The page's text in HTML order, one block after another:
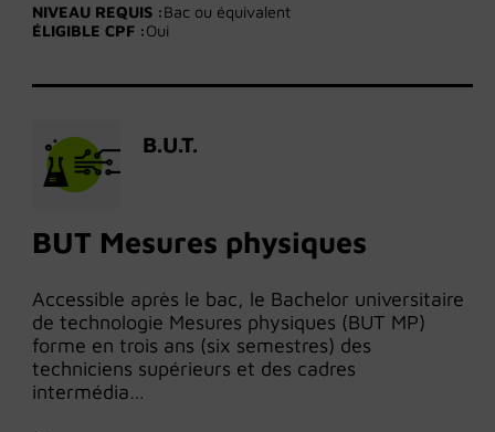
NIVEAU REQUIS :Bac ou équivalent
ÉLIGIBLE CPF :Oui
B.U.T.
BUT Mesures physiques
Accessible après le bac, le Bachelor universitaire
de technologie Mesures physiques (BUT MP)
forme en trois ans (six semestres) des
techniciens supérieurs et des cadres
intermédia…